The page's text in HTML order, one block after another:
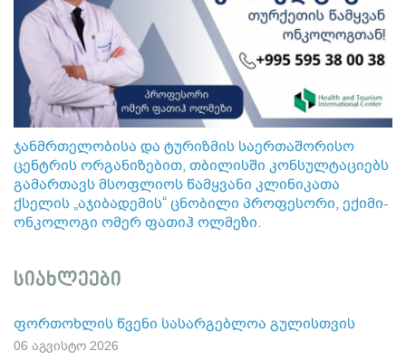
ჯანმრთელობისა და ტურიზმის საერთაშორისო
ცენტრის ორგანიზებით, თბილისში კონსულტაციებს
გამართავს მსოფლიოს წამყვანი კლინიკათა
ქსელის „აჯიბადემის“ ცნობილი პროფესორი, ექიმი-
ონკოლოგი ომერ ფათიჰ ოლმეზი.
სიახლეები
ფორთოხლის წვენი სასარგებლოა გულისთვის
06 აგვისტო 2026